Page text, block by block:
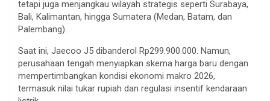
tetapi juga menjangkau wilayah strategis seperti Surabaya,
Bali, Kalimantan, hingga Sumatera (Medan, Batam, dan
Palembang).
Saat ini, Jaecoo J5 dibanderol Rp299.900.000. Namun,
perusahaan tengah menyiapkan skema harga baru dengan
mempertimbangkan kondisi ekonomi makro 2026,
termasuk nilai tukar rupiah dan regulasi insentif kendaraan